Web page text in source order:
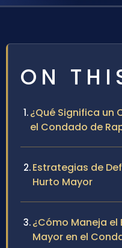
ON
¿Qué Significa un
el Condado de
Estrategias de
Hurto Mayor
¿Cómo Maneja el
Mayor en el